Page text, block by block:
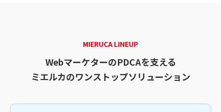
MIERUCA LINEUP
WebマーケターのPDCAを支える
ミエルカのワンストップソリューション